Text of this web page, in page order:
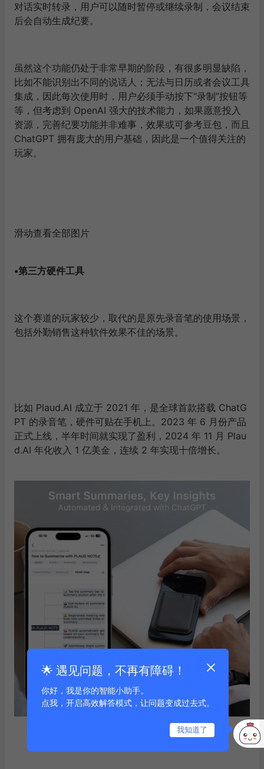
对话实时转录，用户可以随时暂停或继续录制，会议结束
后会自动生成纪要。
虽然这个功能仍处于非常早期的阶段，有很多明显缺陷，
比如不能识别出不同的说话人；无法与日历或者会议工具
集成，因此每次使用时，用户必须手动按下“录制”按钮等
等，但考虑到 OpenAI 强大的技术能力，如果愿意投入
资源，完善纪要功能并非难事，效果或可参考豆包，而且
ChatGPT 拥有庞大的用户基础，因此是一个值得关注的
玩家。
滑动查看全部图片
•第三方硬件工具
这个赛道的玩家较少，取代的是原先录音笔的使用场景，
包括外勤销售这种软件效果不佳的场景。
比如 Plaud.AI 成立于 2021 年，是全球首款搭载 ChatG
PT 的录音笔，硬件可贴在手机上。2023 年 6 月份产品
正式上线，半年时间就实现了盈利，2024 年 11 月 Plau
d.AI 年化收入 1 亿美金，连续 2 年实现十倍增长。
🌟 遇见问题，不再有障碍！
你好，我是你的智能小助手。
点我，开启高效解答模式，让问题变成过去式。
我知道了